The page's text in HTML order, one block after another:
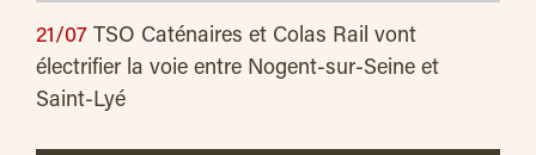
21/07 TSO Caténaires et Colas Rail vont
électrifier la voie entre Nogent-sur-Seine et
Saint-Lyé